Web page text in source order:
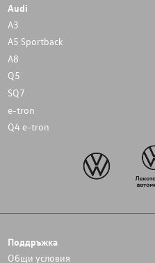
Audi
A3
A5 Sportback
A8
Q5
SQ7
e-tron
Q4 e-tron
Поддръжка
Общи условия